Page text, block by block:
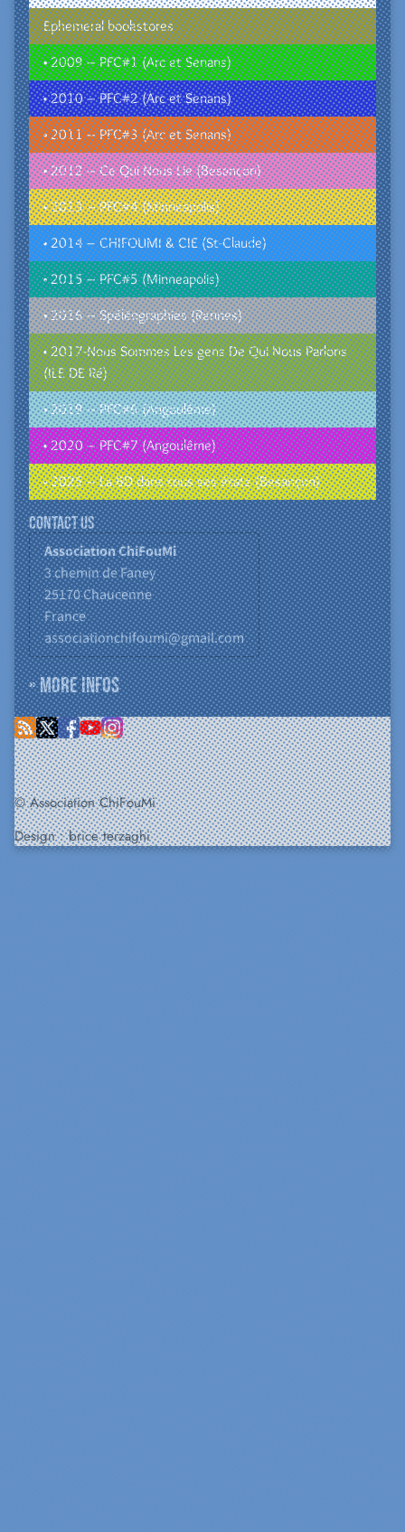
Ephemeral bookstores
• 2009 – PFC#1 (Arc et Senans)
• 2010 – PFC#2 (Arc et Senans)
• 2011 – PFC#3 (Arc et Senans)
• 2012 – Ce Qui Nous Lie (Besançon)
• 2013 – PFC#4 (Minneapolis)
• 2014 – CHIFOUMI & CIE (St-Claude)
• 2015 – PFC#5 (Minneapolis)
• 2016 – Spéléographies (Rennes)
• 2017-Nous Sommes Les gens De Qui Nous Parlons
(ILE DE Ré)
• 2019 – PFC#6 (Angoulême)
• 2020 – PFC#7 (Angoulême)
• 2025 – La BD dans tous ses états (Besançon)
Contact us
Association ChiFouMi
3 chemin de Faney
25170Chaucenne
France
associationchifoumi@gmail.com
» More infos
© Association ChiFouMi
Design :brice terzaghi